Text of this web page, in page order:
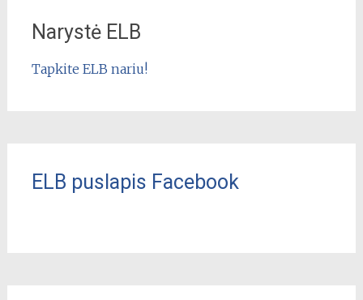
Narystė ELB
Tapkite ELB nariu!
ELB puslapis Facebook